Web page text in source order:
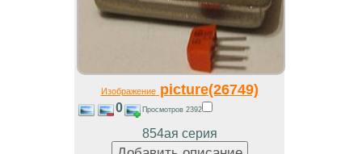
Изображениеpicture(26749)
0 Просмотров 2392
854ая серия